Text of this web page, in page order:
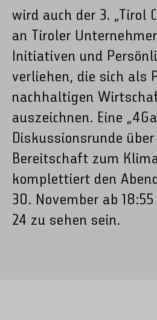
wird auch der 3. „Tirol
an Tiroler
Initiativen und
verliehen, die sich als
nachhaltigen
auszeichnen. Eine
Diskussionsrunde
Bereitschaft zum
komplettiert den
30. November ab
24 zu sehen sein.